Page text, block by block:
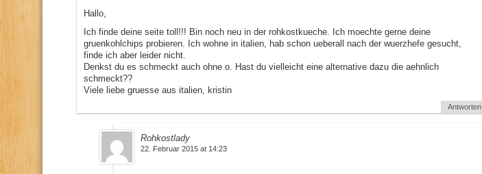
Hallo,
Ich finde deine seite toll!!! Bin noch neu in der rohkostkueche. Ich moechte gerne deine
gruenkohlchips probieren. Ich wohne in italien, hab schon ueberall nach der wuerzhefe gesucht,
finde ich aber leider nicht.
Denkst du es schmeckt auch ohne o. Hast du vielleicht eine alternative dazu die aehnlich
schmeckt??
Viele liebe gruesse aus italien, kristin
Antworten
Rohkostlady
22. Februar 2015 at 14:23